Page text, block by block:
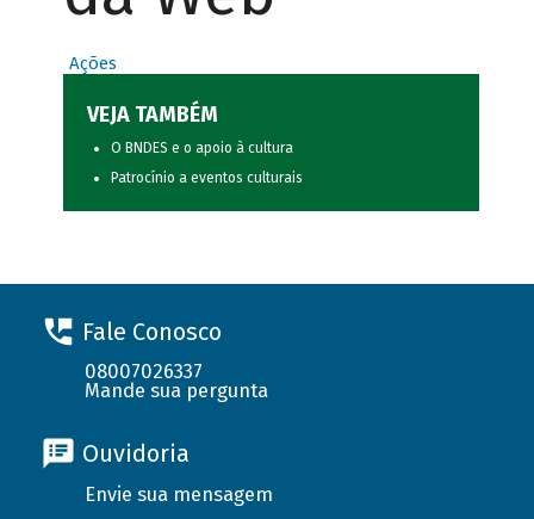
Ações
VEJA TAMBÉM
O BNDES e o apoio à cultura
Patrocínio a eventos culturais
Fale Conosco
08007026337
Mande sua pergunta
Ouvidoria
Envie sua mensagem